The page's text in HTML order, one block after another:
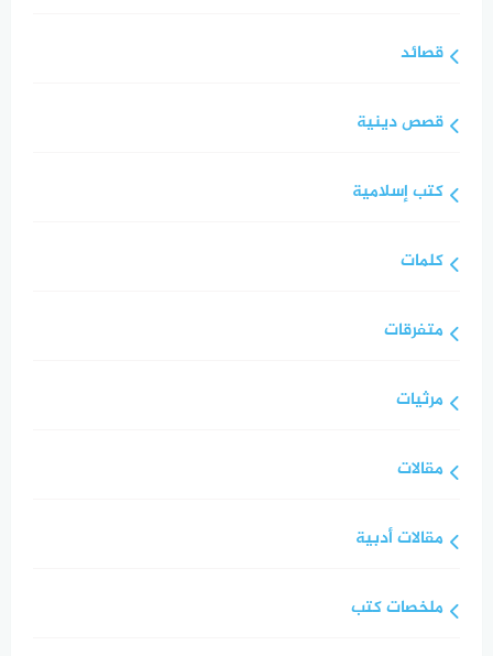
قصائد
قصص دينية
كتب إسلامية
كلمات
متفرقات
مرثيات
مقالات
مقالات أدبية
ملخصات كتب